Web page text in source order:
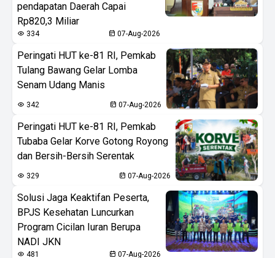
pendapatan Daerah Capai
Rp820,3 Miliar
334 07-Aug-2026
Peringati HUT ke-81 RI, Pemkab
Tulang Bawang Gelar Lomba
Senam Udang Manis
342 07-Aug-2026
Peringati HUT ke-81 RI, Pemkab
Tubaba Gelar Korve Gotong Royong
dan Bersih-Bersih Serentak
329 07-Aug-2026
Solusi Jaga Keaktifan Peserta,
BPJS Kesehatan Luncurkan
Program Cicilan Iuran Berupa
NADI JKN
481 07-Aug-2026